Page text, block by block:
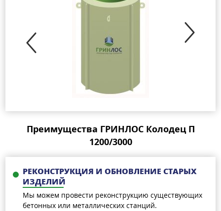
Преимущества ГРИНЛОС Колодец П
1200/3000
РЕКОНСТРУКЦИЯ И ОБНОВЛЕНИЕ СТАРЫХ
ИЗДЕЛИЙ
Мы можем провести реконструкцию существующих
бетонных или металлических станций.